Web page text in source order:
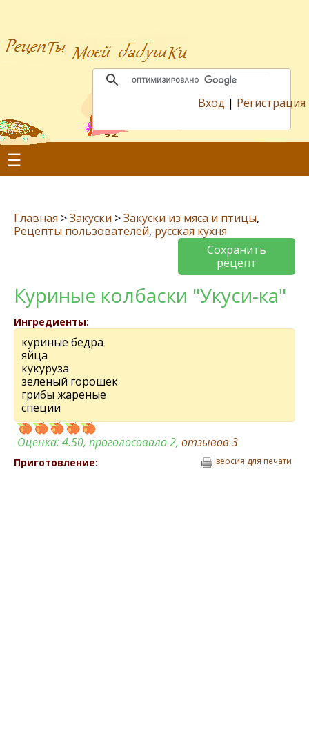
Вход | Регистрация
☰
Главная >Закуски >Закуски из мяса и птицы,
Рецепты пользователей, русская кухня
Сохранить
рецепт
Куриные колбаски "Укуси-ка"
Ингредиенты:
куриные бедра
яйца
кукуруза
зеленый горошек
грибы жареные
специи
Оценка:4.50, проголосовало 2, отзывов 3
Приготовление: версия для печати